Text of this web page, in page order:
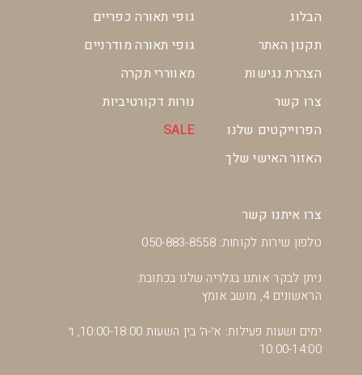
הבלוג
תקנון האתר
הצהרת נגישות
צרו קשר
הפרוייקטים שלנו
האזור האישי שלך
גופי תאורה כפריים
גופי תאורה מודרניים
מאווררי תקרה
נורות דקורטיביות
SALE
צרו איתנו קשר
טלפון שירות לקוחות: 050-883-8558
ניתן לבקר אותנו בגלריה שלנו בכתובת:
הראשונים 4, מושב אומץ
ימים ושעות פעילות: א׳-ה׳ בין השעות 10:00-18:00, ו׳
10:00-14:00